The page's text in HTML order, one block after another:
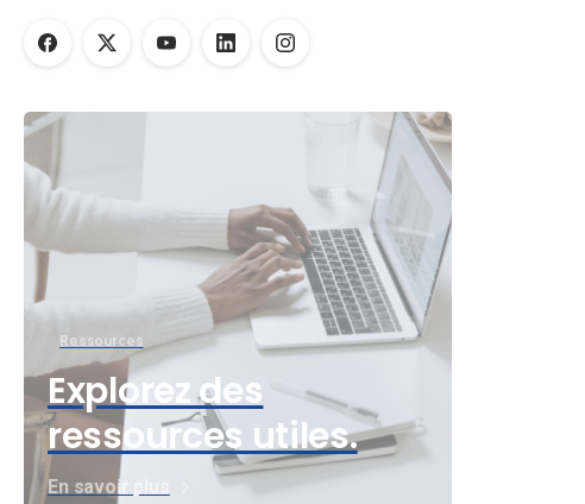
Ressources
Explorez des
ressources utiles.
En savoir plus